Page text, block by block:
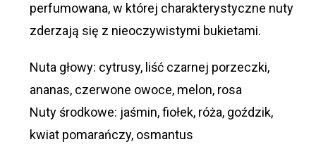
perfumowana, w której charakterystyczne nuty
zderzają się z nieoczywistymi bukietami.
Nuta głowy: cytrusy, liść czarnej porzeczki,
ananas, czerwone owoce, melon, rosa
Nuty środkowe: jaśmin, fiołek, róża, goździk,
kwiat pomarańczy, osmantus